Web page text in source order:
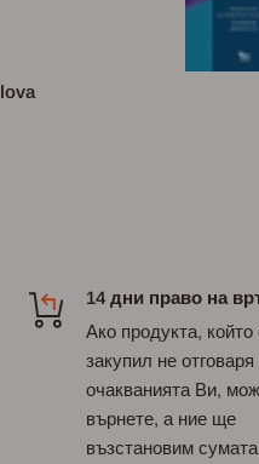
14 дни право на
Ако продукта, който
закупил не отговаря
очакванията Ви,
върнете, а ние ще
възстановим сумата